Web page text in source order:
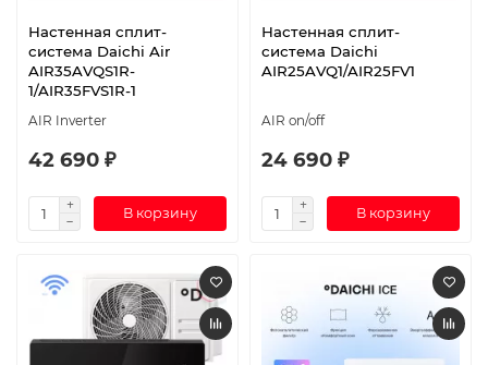
Настенная сплит-
система Daichi Air
AIR35AVQS1R-
1/AIR35FVS1R-1
AIR Inverter
42 690 ₽
В корзину
Настенная сплит-
система Daichi
AIR25AVQ1/AIR25FV1
AIR on/off
24 690 ₽
В корзину